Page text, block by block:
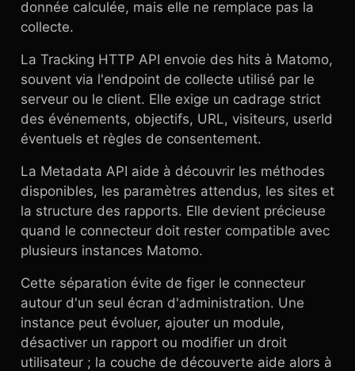
donnée calculée, mais elle ne remplace pas la
collecte.
La Tracking HTTP API envoie des hits à Matomo,
souvent via l'endpoint de collecte utilisé par le
serveur ou le client. Elle exige un cadrage strict
des événements, objectifs, URL, visiteurs, userId
éventuels et règles de consentement.
La Metadata API aide à découvrir les méthodes
disponibles, les paramètres attendus, les sites et
la structure des rapports. Elle devient précieuse
quand le connecteur doit rester compatible avec
plusieurs instances Matomo.
Cette séparation évite de figer le connecteur
autour d'un seul écran d'administration. Une
instance peut évoluer, ajouter un module,
désactiver un rapport ou modifier un droit
utilisateur ; la couche de découverte aide alors à